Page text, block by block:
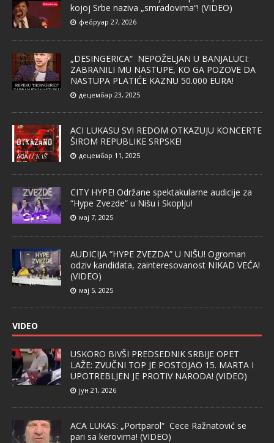
kojoj Srbe naziva „smradovima“! (VIDEO)
фебруар 27, 2026
„DESINGERICA“ NEPOŽELJAN U BANJALUCI:
ZABRANILI MU NASTUPE, KO GA POZOVE DA
NASTUPA PLATIĆE KAZNU 50.000 EURA!
децембар 23, 2025
ACI LUKASU SVI REDOM OTKAZUJU KONCERTE
ŠIROM REPUBLIKE SRPSKE!
децембар 11, 2025
CITY HYPE! Održane spektakularne audicije za
“Hype Zvezde” u Nišu i Skoplju!
мај 7, 2025
AUDICIJA “HYPE ZVEZDA” U NIŠU! Ogroman
odziv kandidata, zainteresovanost NIKAD VEĆA!
(VIDEO)
мај 5, 2025
VIDEO
USKORO BIVŠI PREDSEDNIK SRBIJE OPET
LAŽE: ZVUČNI TOP JE POSTOJAO 15. MARTA I
UPOTREBLJEN JE PROTIV NARODA! (VIDEO)
јун 21, 2026
ACA LUKAS: „Portparol“ Cece Ražnatović se
pari sa kerovima! (VIDEO)